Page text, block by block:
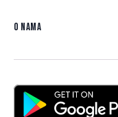
O nama